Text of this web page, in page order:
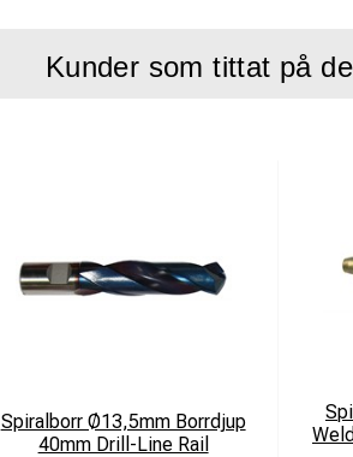
Kunder som tittat på
Spiralborr Ø13,5mm Borrdjup
40mm Drill-Line Rail